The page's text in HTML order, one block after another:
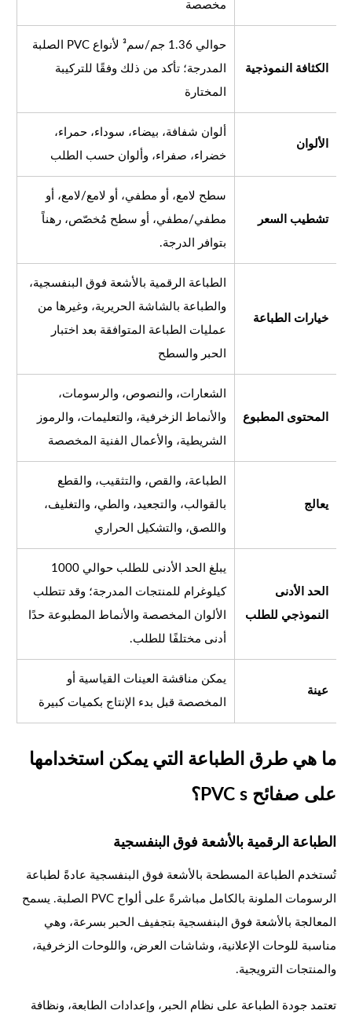
مخصصة
الكثافة النموذجية
حوالي 1.36 جم/سم³ لأنواع PVC الصلبة
المدرجة؛ تأكد من ذلك وفقًا للتركيبة
المختارة
الألوان
ألوان شفافة، بيضاء، سوداء، حمراء،
خضراء، صفراء، وألوان حسب الطلب
تشطيب السعر
سطح لامع، أو مطفي، أو لامع/لامع، أو
مطفي/مطفي، أو سطح مُخصّص، رهناً
بتوافر الدرجة.
خيارات الطباعة
الطباعة الرقمية بالأشعة فوق البنفسجية،
والطباعة بالشاشة الحريرية، وغيرها من
عمليات الطباعة المتوافقة بعد اختبار
الحبر والسطح
المحتوى المطبوع
الشعارات، والنصوص، والرسومات،
والأنماط الزخرفية، والتعليمات، والرموز
الشريطية، والأعمال الفنية المخصصة
يعالج
الطباعة، والقص، والتثقيب، والقطع
بالقوالب، والتجعيد، والطي، والتغليف،
واللصق، والتشكيل الحراري
الحد الأدنى
النموذجي للطلب
يبلغ الحد الأدنى للطلب حوالي 1000
كيلوغرام للمنتجات المدرجة؛ وقد تتطلب
الألوان المخصصة والأنماط المطبوعة حدًا
أدنى مختلفًا للطلب.
عينة
يمكن مناقشة العينات القياسية أو
المخصصة قبل بدء الإنتاج بكميات كبيرة
ما هي طرق الطباعة التي يمكن استخدامها
على صفائح PVC s؟
الطباعة الرقمية بالأشعة فوق البنفسجية
تُستخدم الطباعة المسطحة بالأشعة فوق البنفسجية عادةً لطباعة
الرسومات الملونة بالكامل مباشرةً على ألواح PVC الصلبة. يسمح
المعالجة بالأشعة فوق البنفسجية بتجفيف الحبر بسرعة، وهي
مناسبة للوحات الإعلانية، وشاشات العرض، واللوحات الزخرفية،
والمنتجات الترويجية.
تعتمد جودة الطباعة على نظام الحبر، وإعدادات الطابعة، ونظافة